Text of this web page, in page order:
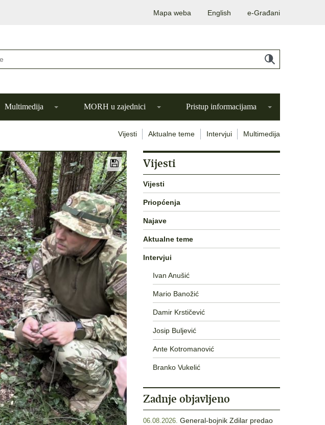
Mapa weba English e-Građani
Multimedija MORH u zajednici Pristup informacijama
Vijesti Aktualne teme Intervjui Multimedija
Vijesti
Vijesti
Priopćenja
Najave
Aktualne teme
Intervjui
Ivan Anušić
Mario Banožić
Damir Krstičević
Josip Buljević
Ante Kotromanović
Branko Vukelić
Zadnje objavljeno
06.08.2026. General-bojnik Zdilar predao